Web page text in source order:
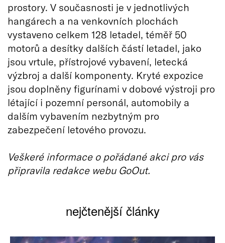
prostory. V současnosti je v jednotlivých
hangárech a na venkovních plochách
vystaveno celkem 128 letadel, téměř 50
motorů a desítky dalších částí letadel, jako
jsou vrtule, přístrojové vybavení, letecká
výzbroj a další komponenty. Kryté expozice
jsou doplněny figurínami v dobové výstroji pro
létající i pozemní personál, automobily a
dalším vybavením nezbytným pro
zabezpečení letového provozu.
Veškeré informace o pořádané akci pro vás
připravila redakce webu GoOut.
nejčtenější články